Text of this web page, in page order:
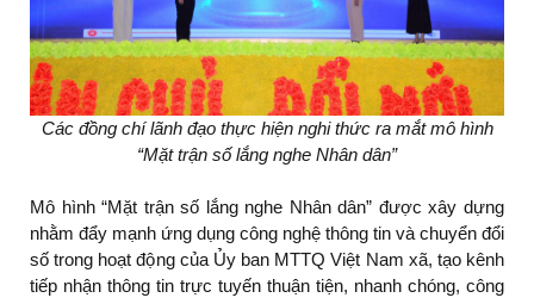
Các đồng chí lãnh đạo thực hiện nghi thức ra mắt mô hình
“Mặt trận số lắng nghe Nhân dân”
Mô hình “Mặt trận số lắng nghe Nhân dân” được xây dựng
nhằm đẩy mạnh ứng dụng công nghệ thông tin và chuyển đổi
số trong hoạt động của Ủy ban MTTQ Việt Nam xã, tạo kênh
tiếp nhận thông tin trực tuyến thuận tiện, nhanh chóng, công